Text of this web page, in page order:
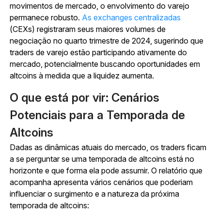
movimentos de mercado, o envolvimento do varejo
permanece robusto. As exchanges centralizadas
(CEXs) registraram seus maiores volumes de
negociação no quarto trimestre de 2024, sugerindo que
traders de varejo estão participando ativamente do
mercado, potencialmente buscando oportunidades em
altcoins à medida que a liquidez aumenta.
O que está por vir: Cenários
Potenciais para a Temporada de
Altcoins
Dadas as dinâmicas atuais do mercado, os traders ficam
a se perguntar se uma temporada de altcoins está no
horizonte e que forma ela pode assumir. O relatório que
acompanha apresenta vários cenários que poderiam
influenciar o surgimento e a natureza da próxima
temporada de altcoins: